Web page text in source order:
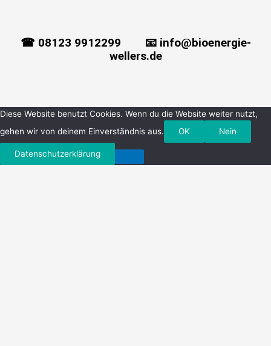
☎ 08123 9912299 📧 info@bioenergie-
wellers.de
Diese Website benutzt Cookies. Wenn du die Website weiter nutzt,
gehen wir von deinem Einverständnis aus.
OK Nein
Datenschutzerklärung